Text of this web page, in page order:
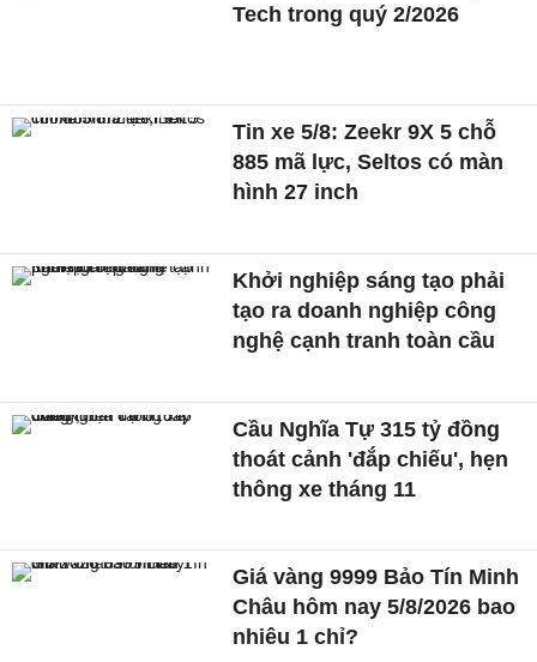
Tech trong quý 2/2026
Tin xe 5/8: Zeekr 9X 5 chỗ
885 mã lực, Seltos có màn
hình 27 inch
Khởi nghiệp sáng tạo phải
tạo ra doanh nghiệp công
nghệ cạnh tranh toàn cầu
Cầu Nghĩa Tự 315 tỷ đồng
thoát cảnh 'đắp chiếu', hẹn
thông xe tháng 11
Giá vàng 9999 Bảo Tín Minh
Châu hôm nay 5/8/2026 bao
nhiêu 1 chỉ?